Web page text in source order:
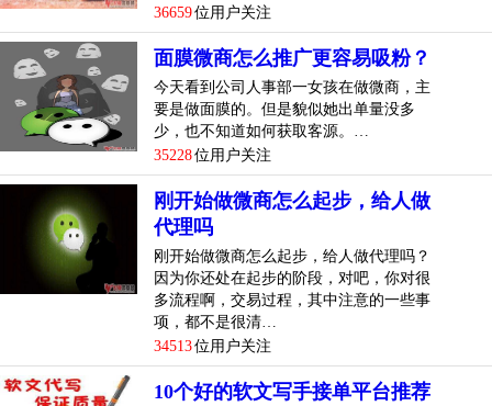
36659位用户关注
面膜微商怎么推广更容易吸粉？
今天看到公司人事部一女孩在做微商，主
要是做面膜的。但是貌似她出单量没多
少，也不知道如何获取客源。…
35228位用户关注
刚开始做微商怎么起步，给人做
代理吗
刚开始做微商怎么起步，给人做代理吗？
因为你还处在起步的阶段，对吧，你对很
多流程啊，交易过程，其中注意的一些事
项，都不是很清…
34513位用户关注
10个好的软文写手接单平台推荐